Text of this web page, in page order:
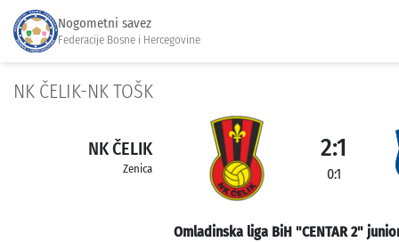
Nogometni savez
Federacije Bosne i Hercegovine
NK ČELIK-NK TOŠK
NK ČELIK
Zenica
2:1
0:1
Omladinska liga BiH "CENTAR 2"